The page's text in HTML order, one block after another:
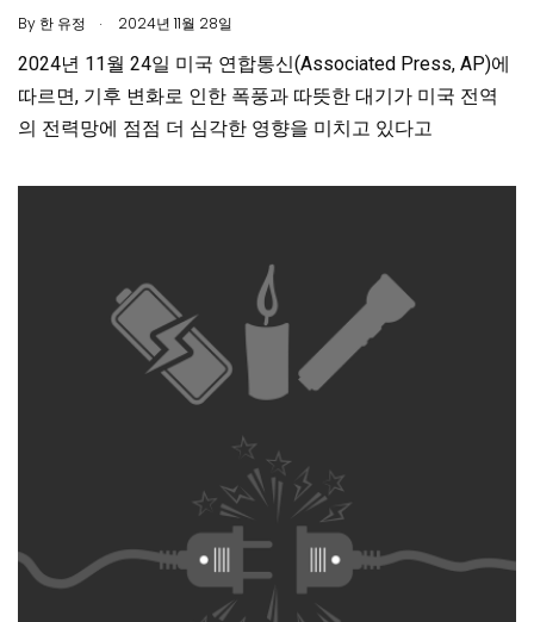
By 한 유정 . 2024년 11월 28일
2024년 11월 24일 미국 연합통신(Associated Press, AP)에
따르면, 기후 변화로 인한 폭풍과 따뜻한 대기가 미국 전역
의 전력망에 점점 더 심각한 영향을 미치고 있다고